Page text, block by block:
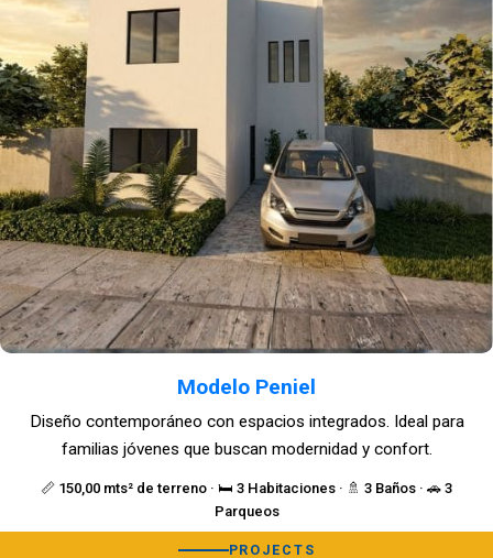
Modelo Peniel
📏 150,00 mts² de terreno · 🛏️ 3 Habitaciones · 🚿 3 Baños · 🚗 3
Parqueos
Diseño contemporáneo con espacios integrados. Ideal para
familias jóvenes que buscan modernidad y confort.
PROJECTS